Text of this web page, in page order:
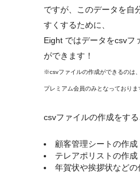
ですが、このデータを自
すくするために、
Eight ではデータをcsvフ
ができます！
※csvファイルの作成ができるのは
プレミアム会員のみとなっておりま
csvファイルの作成をす
顧客管理シートの作成
テレアポリストの作成
年賀状や挨拶状などの